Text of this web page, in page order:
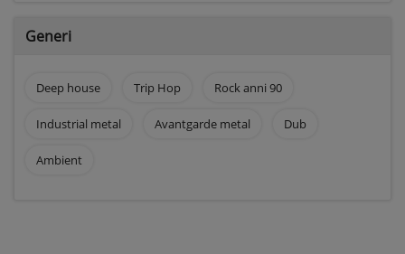
Generi
Deep house Trip Hop Rock anni 90
Industrial metal Avantgarde metal Dub
Ambient